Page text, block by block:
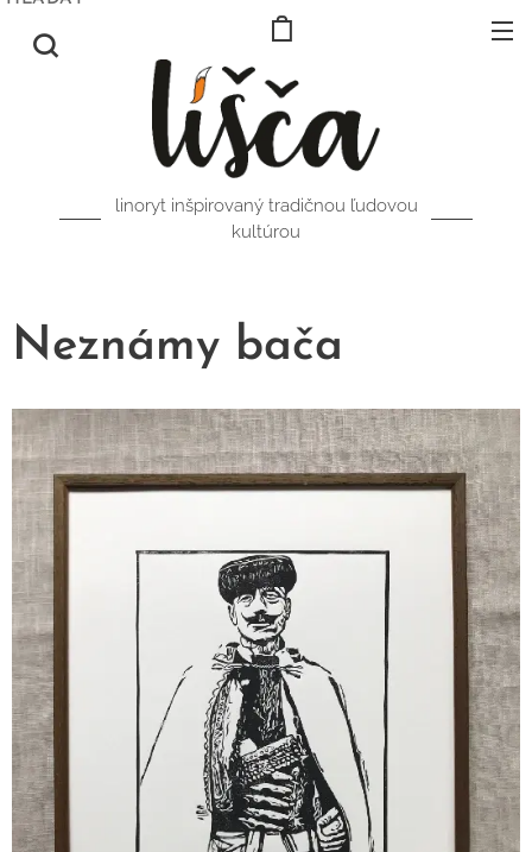
linoryt inšpirovaný tradičnou ľudovou
kultúrou
Neznámy bača